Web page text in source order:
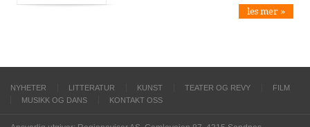
les mer »
NYHETER LITTERATUR KUNST TEATER OG REVY
FILM
MUSIKK OG DANS
KONTAKT OSS